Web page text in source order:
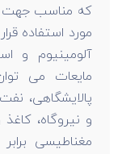
که مناسب جهت
مورد استفاده
آلومینیوم و
مایعات می
پالایشگاهی،
و نیروگاه،